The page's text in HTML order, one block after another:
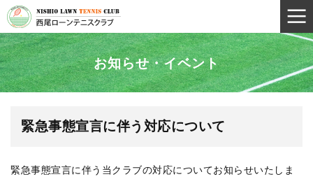
お知らせ・イベント
緊急事態宣言に伴う対応について
緊急事態宣言に伴う当クラブの対応についてお知らせいたしま